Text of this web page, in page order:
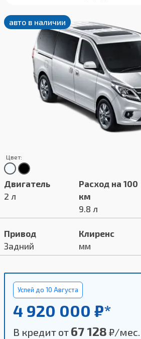
авто в наличии
Цвет:
Двигатель
2 л
Расход на 100
км
9.8 л
Привод
Задний
Клиренс
мм
Успей до 10 Августа
4 920 000 ₽*
В кредит от 67 128 ₽/мес.